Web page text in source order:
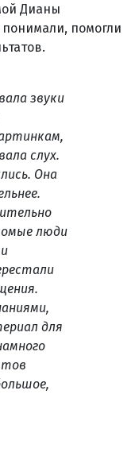
Дианы
понимали, помогли
звуки
слух.
Она
люди
для